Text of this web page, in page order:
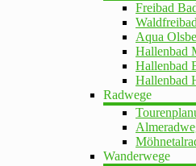
Freibad
Aqua
Hallenbad
Hallenbad
Hallenbad
Radwege
Wanderwege